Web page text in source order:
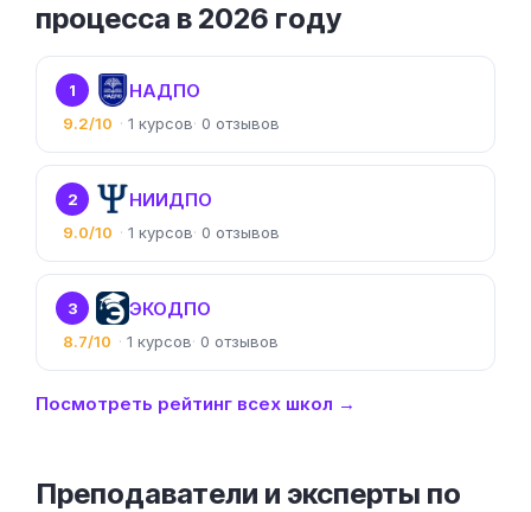
процесса в 2026 году
1 НАДПО
9.2/10 1 0
2 НИИДПО
9.0/10 1 0
3 ЭКОДПО
8.7/10 1 0
Посмотреть рейтинг всех школ →
Преподаватели и эксперты по